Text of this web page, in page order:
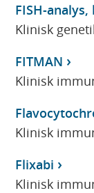
FISH-
Klinisk
FITMAN
Klinisk
Klinisk
Flixabi
Klinisk